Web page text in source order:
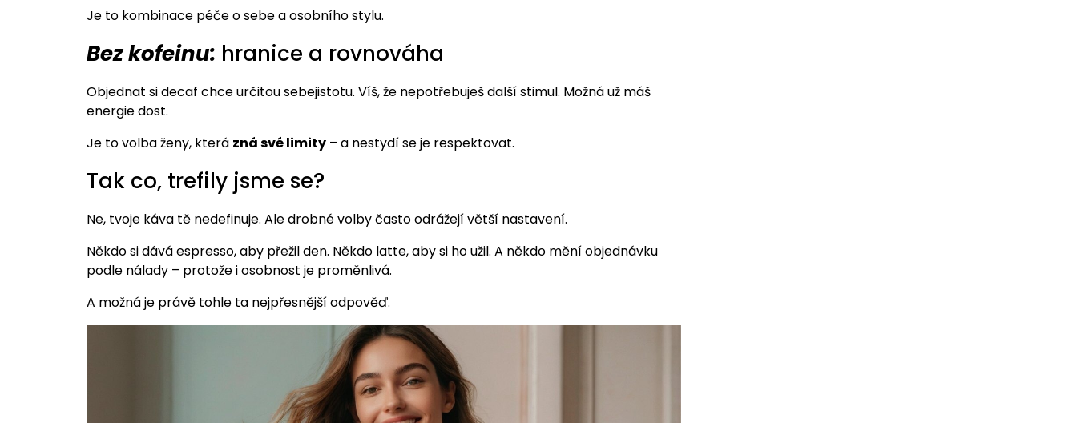
Je to kombinace péče o sebe a osobního stylu.
Bez kofeinu: hranice a rovnováha
Objednat si decaf chce určitou sebejistotu. Víš, že nepotřebuješ další stimul. Možná už máš
energie dost.
Je to volba ženy, která zná své limity– a nestydí se je respektovat.
Tak co, trefily jsme se?
Ne, tvoje káva tě nedefinuje. Ale drobné volby často odrážejí větší nastavení.
Někdo si dává espresso, aby přežil den. Někdo latte, aby si ho užil. A někdo mění objednávku
podle nálady – protože i osobnost je proměnlivá.
A možná je právě tohle ta nejpřesnější odpověď.